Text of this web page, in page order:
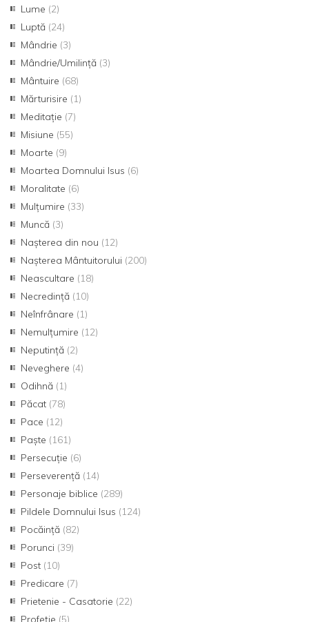
Lume (2)
Luptă (24)
Mândrie (3)
Mândrie/Umilință (3)
Mântuire (68)
Mărturisire (1)
Meditație (7)
Misiune (55)
Moarte (9)
Moartea Domnului Isus (6)
Moralitate (6)
Mulțumire (33)
Muncă (3)
Nașterea din nou (12)
Nașterea Mântuitorului (200)
Neascultare (18)
Necredință (10)
Neînfrânare (1)
Nemulțumire (12)
Neputință (2)
Neveghere (4)
Odihnă (1)
Păcat (78)
Pace (12)
Paște (161)
Persecuție (6)
Perseverență (14)
Personaje biblice (289)
Pildele Domnului Isus (124)
Pocăință (82)
Porunci (39)
Post (10)
Predicare (7)
Prietenie - Casatorie (22)
Profeție (5)